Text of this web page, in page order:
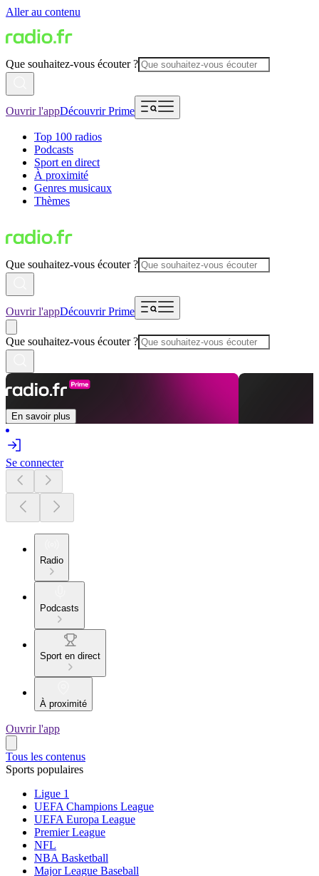
Aller au contenu
Que souhaitez-vous écouter ?
Ouvrir l'appDécouvrir Prime
Top 100 radios
Podcasts
Sport en direct
À proximité
Genres musicaux
Thèmes
Que souhaitez-vous écouter ?
Ouvrir l'appDécouvrir Prime
Que souhaitez-vous écouter ?
En savoir plus
Se connecter
Radio
Podcasts
Sport en direct
À proximité
Ouvrir l'app
Tous les contenus
Sports populaires
Ligue 1
UEFA Champions League
UEFA Europa League
Premier League
NFL
NBA Basketball
Major League Baseball